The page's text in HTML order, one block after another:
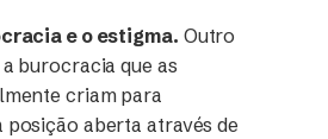
e o estigma. Outro
burocracia que as
criam para
posição aberta através de